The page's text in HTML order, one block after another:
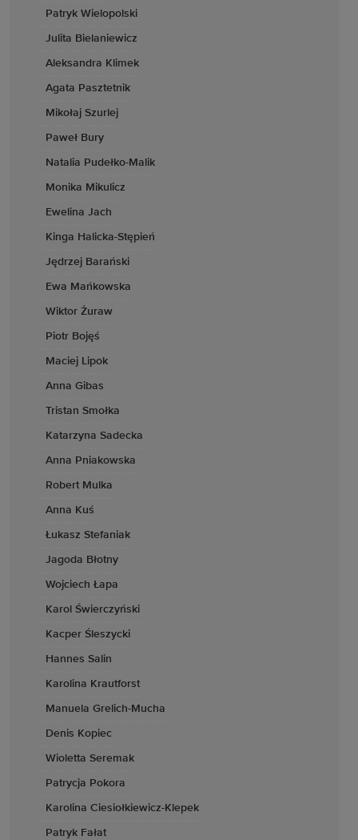
Patryk Wielopolski
Julita Bielaniewicz
Aleksandra Klimek
Agata Pasztetnik
Mikołaj Szurlej
Paweł Bury
Natalia Pudełko-Malik
Monika Mikulicz
Ewelina Jach
Kinga Halicka-Stępień
Jędrzej Barański
Ewa Mańkowska
Wiktor Żuraw
Piotr Bojęś
Maciej Lipok
Anna Gibas
Tristan Smołka
Katarzyna Sadecka
Anna Pniakowska
Robert Mulka
Anna Kuś
Łukasz Stefaniak
Jagoda Błotny
Wojciech Łapa
Karol Świerczyński
Kacper Śleszycki
Hannes Salin
Karolina Krautforst
Manuela Grelich-Mucha
Denis Kopiec
Wioletta Seremak
Patrycja Pokora
Karolina Ciesiołkiewicz-Klepek
Patryk Fałat